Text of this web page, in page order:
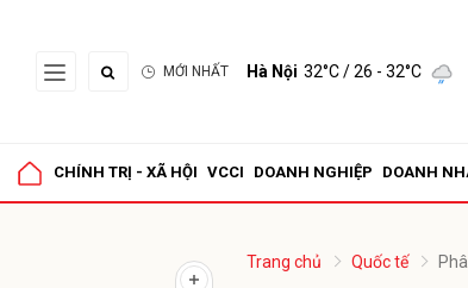
MỚI NHẤT Hà Nội 32°C/ 26 - 32°C
CHÍNH TRỊ - XÃ HỘI VCCI DOANH NGHIỆP DOANH
Trang chủ Quốc tế